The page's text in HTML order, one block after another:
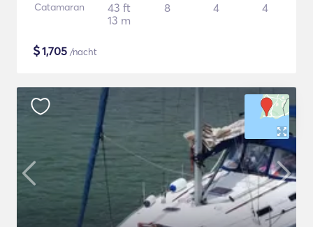
Catamaran
43 ft
13 m
8 4 4
$1,705 /nacht